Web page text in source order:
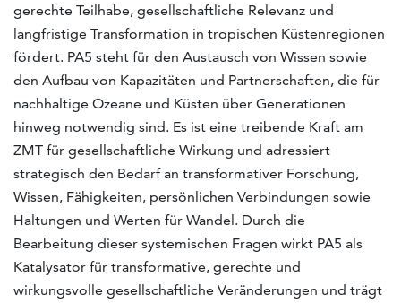
gerechte Teilhabe, gesellschaftliche Relevanz und
langfristige Transformation in tropischen Küstenregionen
fördert. PA5 steht für den Austausch von Wissen sowie
den Aufbau von Kapazitäten und Partnerschaften, die für
nachhaltige Ozeane und Küsten über Generationen
hinweg notwendig sind. Es ist eine treibende Kraft am
ZMT für gesellschaftliche Wirkung und adressiert
strategisch den Bedarf an transformativer Forschung,
Wissen, Fähigkeiten, persönlichen Verbindungen sowie
Haltungen und Werten für Wandel. Durch die
Bearbeitung dieser systemischen Fragen wirkt PA5 als
Katalysator für transformative, gerechte und
wirkungsvolle gesellschaftliche Veränderungen und trägt